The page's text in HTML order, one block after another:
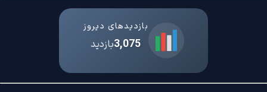
بازدیدهای دیروز
3,075بازدید